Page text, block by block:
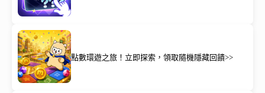
點數環遊之旅！立即探索，領取隨機隱藏回饋>>